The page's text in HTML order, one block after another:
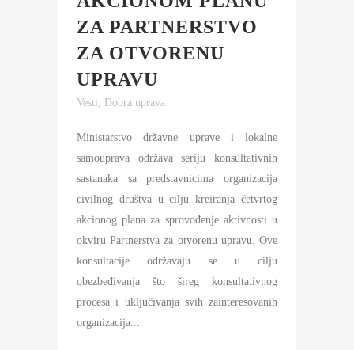
ZA PARTNERSTVO
ZA OTVORENU
UPRAVU
Vesti, Dobra uprava
Ministarstvo državne uprave i lokalne
samouprava održava seriju konsultativnih
sastanaka sa predstavnicima organizacija
civilnog društva u cilju kreiranja četvrtog
akcionog plana za sprovođenje aktivnosti u
okviru Partnerstva za otvorenu upravu. Ove
konsultacije održavaju se u cilju
obezbeđivanja što šireg konsultativnog
procesa i uključivanja svih zainteresovanih
organizacija...